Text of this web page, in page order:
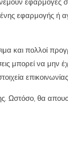
εφαρμογής ή
και πολλοί
μπορεί να μην
θα